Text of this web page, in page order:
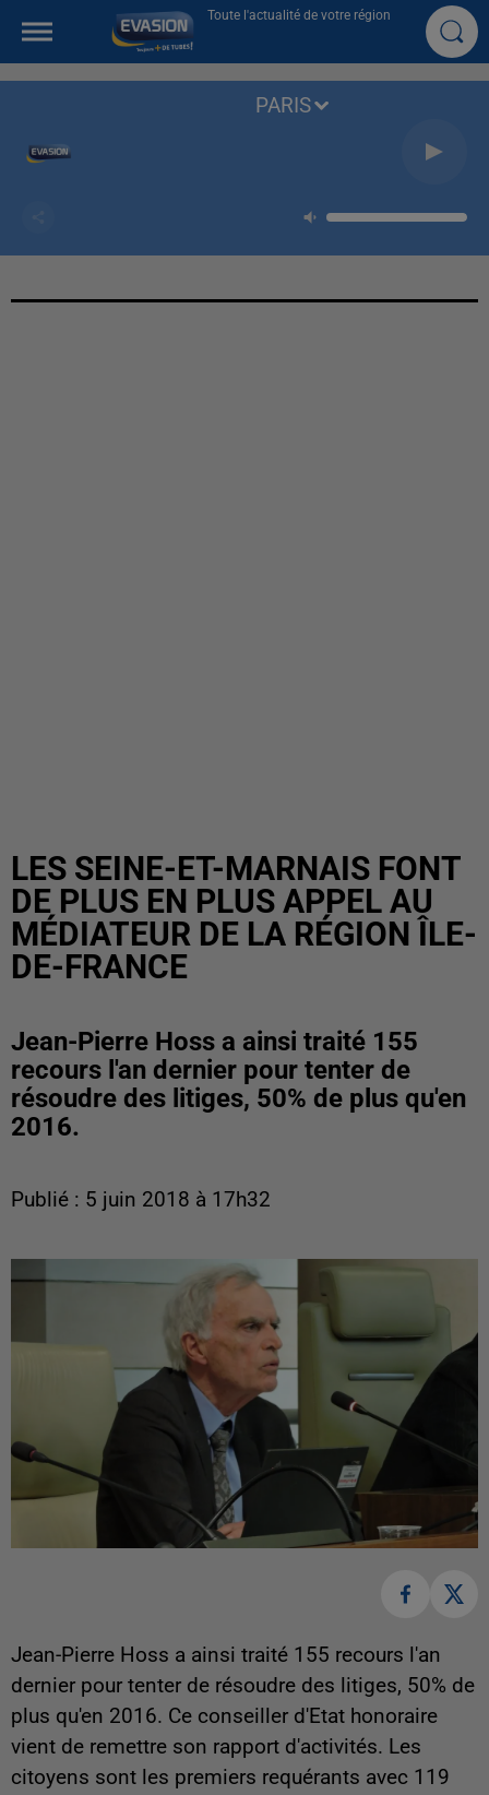
Toute l'actualité de votre région
PARIS
LES SEINE-ET-MARNAIS FONT
DE PLUS EN PLUS APPEL AU
MÉDIATEUR DE LA RÉGION ÎLE-
DE-FRANCE
Jean-Pierre Hoss a ainsi traité 155
recours l'an dernier pour tenter de
résoudre des litiges, 50% de plus qu'en
2016.
Publié : 5 juin 2018 à 17h32
Jean-Pierre Hoss a ainsi traité 155 recours l'an
dernier pour tenter de résoudre des litiges, 50% de
plus qu'en 2016. Ce conseiller d'Etat honoraire
vient de remettre son rapport d'activités. Les
citoyens sont les premiers requérants avec 119